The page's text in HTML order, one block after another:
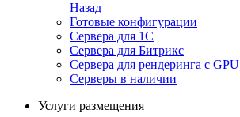
Назад
Готовые конфигурации
Сервера для 1С
Сервера для Битрикс
Сервера для рендеринга с GPU
Серверы в наличии
Услуги размещения